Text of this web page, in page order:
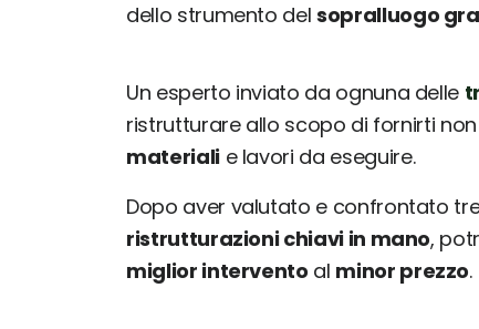
dello strumento del sopralluogo
Un esperto inviato da ognuna delle
ristrutturare allo scopo di fornirti
materialie lavori da eseguire.
Dopo aver valutato e confrontato
ristrutturazioni chiavi in mano,
miglior intervento al minor prezzo.